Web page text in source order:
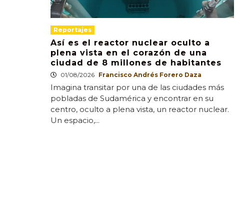
Reportajes
Así es el reactor nuclear oculto a
plena vista en el corazón de una
ciudad de 8 millones de habitantes
01/08/2026 Francisco Andrés Forero Daza
Imagina transitar por una de las ciudades más
pobladas de Sudamérica y encontrar en su
centro, oculto a plena vista, un reactor nuclear.
Un espacio,...